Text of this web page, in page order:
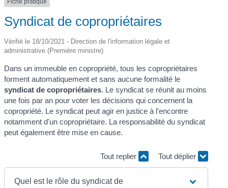
Fiche pratique
Syndicat de copropriétaires
Vérifié le 18/10/2021 - Direction de l'information légale et
administrative (Première ministre)
Dans un immeuble en copropriété, tous les copropriétaires
forment automatiquement et sans aucune formalité le
syndicat de copropriétaires. Le syndicat se réunit au moins
une fois par an pour voter les décisions qui concernent la
copropriété. Le syndicat peut agir en justice à l'encontre
notamment d'un copropriétaire. La responsabilité du syndicat
peut également être mise en cause.
Tout replier Tout déplier
Quel est le rôle du syndicat de